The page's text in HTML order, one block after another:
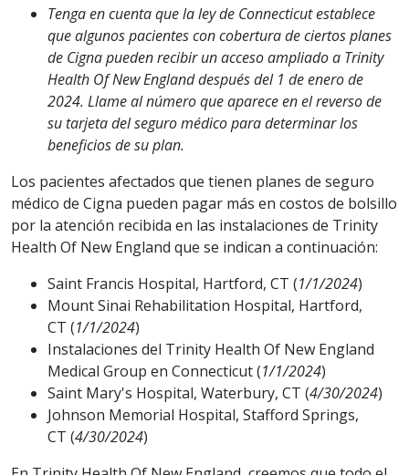
Tenga en cuenta que la ley de Connecticut establece
que algunos pacientes con cobertura de ciertos planes
de Cigna pueden recibir un acceso ampliado a Trinity
Health Of New England después del 1 de enero de
2024. Llame al número que aparece en el reverso de
su tarjeta del seguro médico para determinar los
beneficios de su plan.
Los pacientes afectados que tienen planes de seguro
médico de Cigna pueden pagar más en costos de bolsillo
por la atención recibida en las instalaciones de Trinity
Health Of New England que se indican a continuación:
Saint Francis Hospital, Hartford, CT (1/1/2024)
Mount Sinai Rehabilitation Hospital, Hartford,
CT (1/1/2024)
Instalaciones del Trinity Health Of New England
Medical Group en Connecticut (1/1/2024)
Saint Mary's Hospital, Waterbury, CT (4/30/2024)
Johnson Memorial Hospital, Stafford Springs,
CT (4/30/2024)